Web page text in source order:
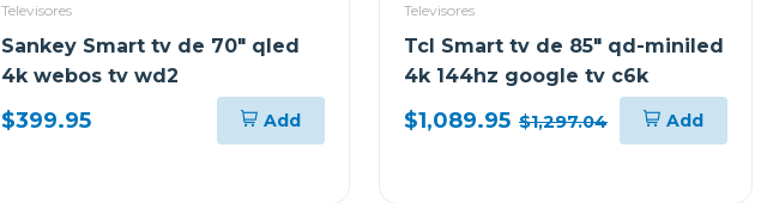
Televisores
Sankey Smart tv de 70" qled
4k webos tv wd2
$399.95 Add
Televisores
Tcl Smart tv de 85" qd-miniled
4k 144hz google tv c6k
$1,089.95 $1,297.04 Add